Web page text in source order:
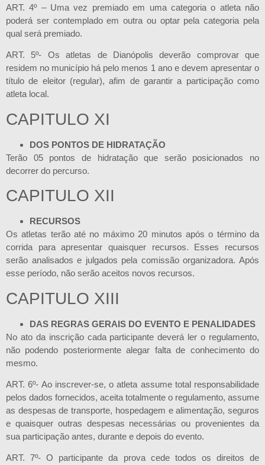
ART. 4º – Uma vez premiado em uma categoria o atleta não
poderá ser contemplado em outra ou optar pela categoria pela
qual será premiado.
ART. 5º- Os atletas de Dianópolis deverão comprovar que
residem no município há pelo menos 1 ano e devem apresentar o
título de eleitor (regular), afim de garantir a participação como
atleta local.
CAPITULO XI
DOS PONTOS DE HIDRATAÇÃO
Terão 05 pontos de hidratação que serão posicionados no
decorrer do percurso.
CAPITULO XII
RECURSOS
Os atletas terão até no máximo 20 minutos após o término da
corrida para apresentar quaisquer recursos. Esses recursos
serão analisados e julgados pela comissão organizadora. Após
esse período, não serão aceitos novos recursos.
CAPITULO XIII
DAS REGRAS GERAIS DO EVENTO E PENALIDADES
No ato da inscrição cada participante deverá ler o regulamento,
não podendo posteriormente alegar falta de conhecimento do
mesmo.
ART. 6º- Ao inscrever-se, o atleta assume total responsabilidade
pelos dados fornecidos, aceita totalmente o regulamento, assume
as despesas de transporte, hospedagem e alimentação, seguros
e quaisquer outras despesas necessárias ou provenientes da
sua participação antes, durante e depois do evento.
ART. 7º- O participante da prova cede todos os direitos de